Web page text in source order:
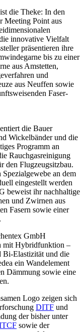
die Theke: In den
Meeting Point aus
innovative Vielfalt
präsentieren ihre
bis zu einer
aus Amstetten,
und
aus Neuffen sowie
Faser-
die Bauer
Wickelbänder und die
Programm an
Rauchgasreinigung
den Flugzeugsitzbau.
an dem
eingestellt werden
beweist ihr nachhaltige
und Zwirnen aus
Fasern sowie einer
GmbH
mit Hybridfunktion –
Bi-Elastizität und die
ein Wandelement
Dämmung sowie eine
Logo zeigen sich
DITF und
der bisher unter
sowie der